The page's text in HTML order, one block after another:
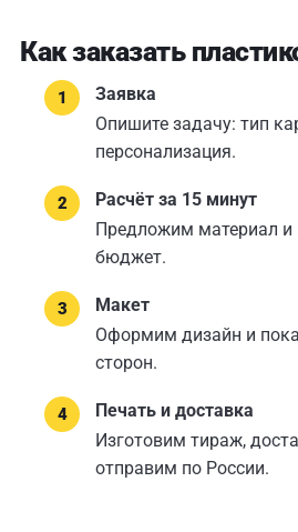
Как заказать
Заявка
Опишите задачу: тип
персонализация.
Расчёт за 15 минут
Предложим материал и
бюджет.
Макет
Оформим дизайн и
сторон.
Печать и доставка
Изготовим тираж,
отправим по России.